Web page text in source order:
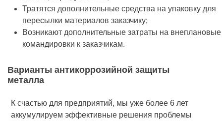
Тратятся дополнительные средства на упаковку для
пересылки материалов заказчику;
Возникают дополнительные затраты на внеплановые
командировки к заказчикам.
Варианты антикоррозийной защиты
металла
К счастью для предприятий, мы уже более 6 лет
аккумулируем эффективные решения проблемы